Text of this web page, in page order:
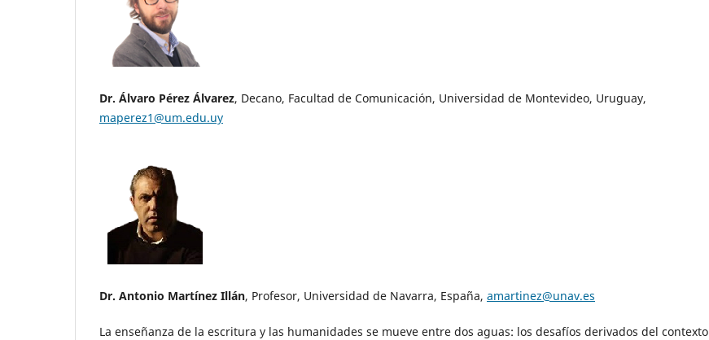
Dr. Álvaro Pérez Álvarez, Decano, Facultad de Comunicación, Universidad de Montevideo, Uruguay,
maperez1@um.edu.uy
Dr. Antonio Martínez Illán, Profesor, Universidad de Navarra, España, amartinez@unav.es
La enseñanza de la escritura y las humanidades se mueve entre dos aguas: los desafíos derivados del contexto